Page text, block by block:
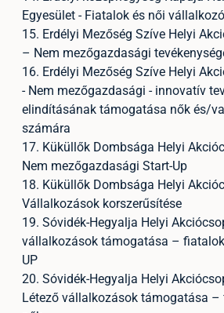
Egyesület - Fiatalok és női
15. Erdélyi Mezőség Szíve Helyi
– Nem mezőgazdasági
16. Erdélyi Mezőség Szíve Helyi
- Nem mezőgazdasági - innovatív
elindításának támogatása nők és/
számára
17. Küküllők Dombsága Helyi
Nem mezőgazdasági Start-Up
18. Küküllők Dombsága Helyi
Vállalkozások korszerűsítése
19. Sóvidék-Hegyalja Helyi
vállalkozások támogatása –
UP
20. Sóvidék-Hegyalja Helyi
Létező vállalkozások támogatása